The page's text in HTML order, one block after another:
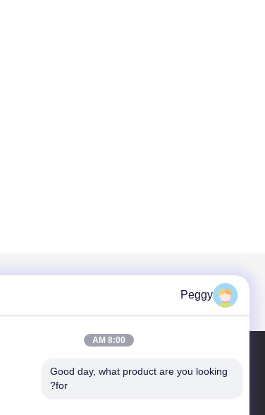
الاقسام حول نا
Peggy
8:00 AM
Good day, what product are you looking
for?